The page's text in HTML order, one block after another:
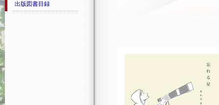
出版図書目録